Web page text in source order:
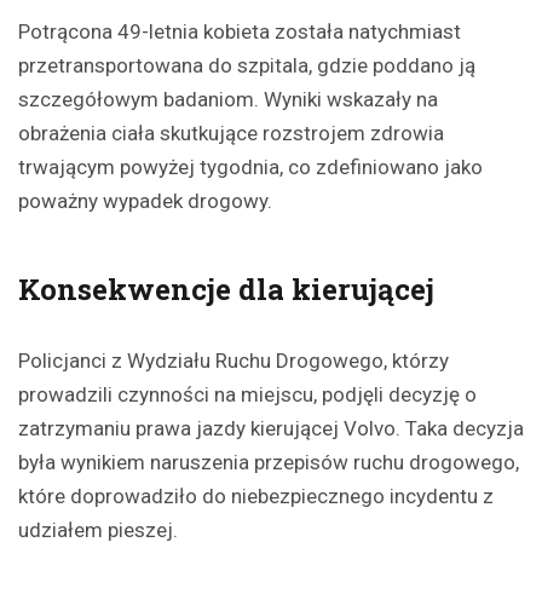
Potrącona 49-letnia kobieta została natychmiast
przetransportowana do szpitala, gdzie poddano ją
szczegółowym badaniom. Wyniki wskazały na
obrażenia ciała skutkujące rozstrojem zdrowia
trwającym powyżej tygodnia, co zdefiniowano jako
poważny wypadek drogowy.
Konsekwencje dla kierującej
Policjanci z Wydziału Ruchu Drogowego, którzy
prowadzili czynności na miejscu, podjęli decyzję o
zatrzymaniu prawa jazdy kierującej Volvo. Taka decyzja
była wynikiem naruszenia przepisów ruchu drogowego,
które doprowadziło do niebezpiecznego incydentu z
udziałem pieszej.